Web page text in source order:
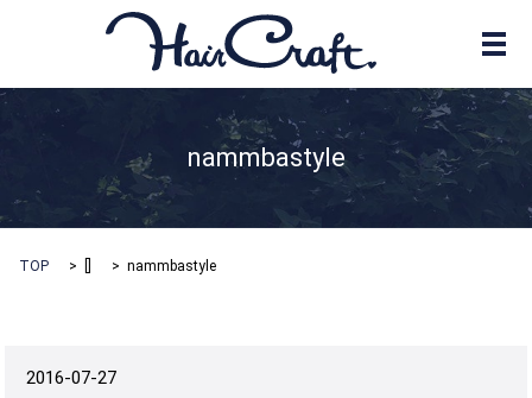
メ
nammbastyle
TOP nammbastyle
2016-07-27